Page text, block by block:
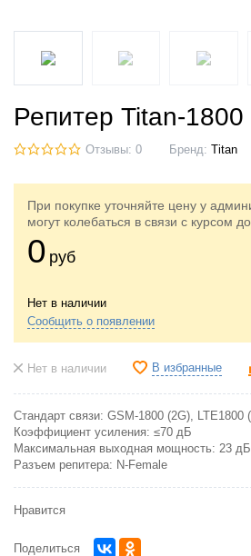
Репитер Titan-
Отзывы: 0 Бренд: Titan
При покупке уточняйте цену у
могут колебаться в связи с курсом
0 руб
Нет в наличии
Сообщить о появлении
Нет в наличии В избранные
Стандарт связи: GSM-1800 (2G), LTE1800
Коэффициент усиления: ≤70 дБ
Максимальная выходная мощность: 23
Разъем репитера: N-Female
Нравится
Поделиться